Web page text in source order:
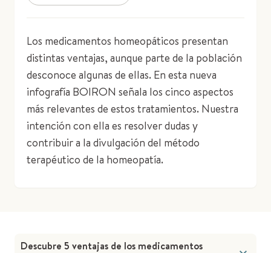
Los medicamentos homeopáticos presentan
distintas ventajas, aunque parte de la población
desconoce algunas de ellas. En esta nueva
infografía BOIRON señala los cinco aspectos
más relevantes de estos tratamientos. Nuestra
intención con ella es resolver dudas y
contribuir a la divulgación del método
terapéutico de la homeopatía.
Descubre 5 ventajas de los medicamentos